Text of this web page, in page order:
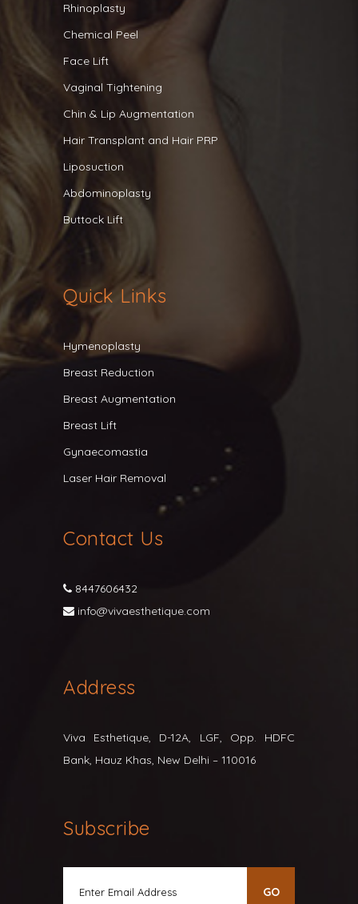
Rhinoplasty
Chemical Peel
Face Lift
Vaginal Tightening
Chin & Lip Augmentation
Hair Transplant and Hair PRP
Liposuction
Abdominoplasty
Buttock Lift
Quick Links
Hymenoplasty
Breast Reduction
Breast Augmentation
Breast Lift
Gynaecomastia
Laser Hair Removal
Contact Us
8447606432
info@vivaesthetique.com
Address
Viva Esthetique, D-12A, LGF, Opp. HDFC
Bank, Hauz Khas, New Delhi – 110016
Subscribe